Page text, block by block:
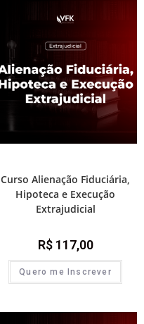
Curso Alienação Fiduciária,
Hipoteca e Execução
Extrajudicial
R$117,00
Quero me Inscrever